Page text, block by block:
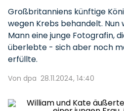
Großbritanniens künftige
wegen Krebs behandelt.
Mann eine junge Fotografin,
überlebte - sich aber noch
erfüllte.
Von dpa 28.11.2024, 14:40